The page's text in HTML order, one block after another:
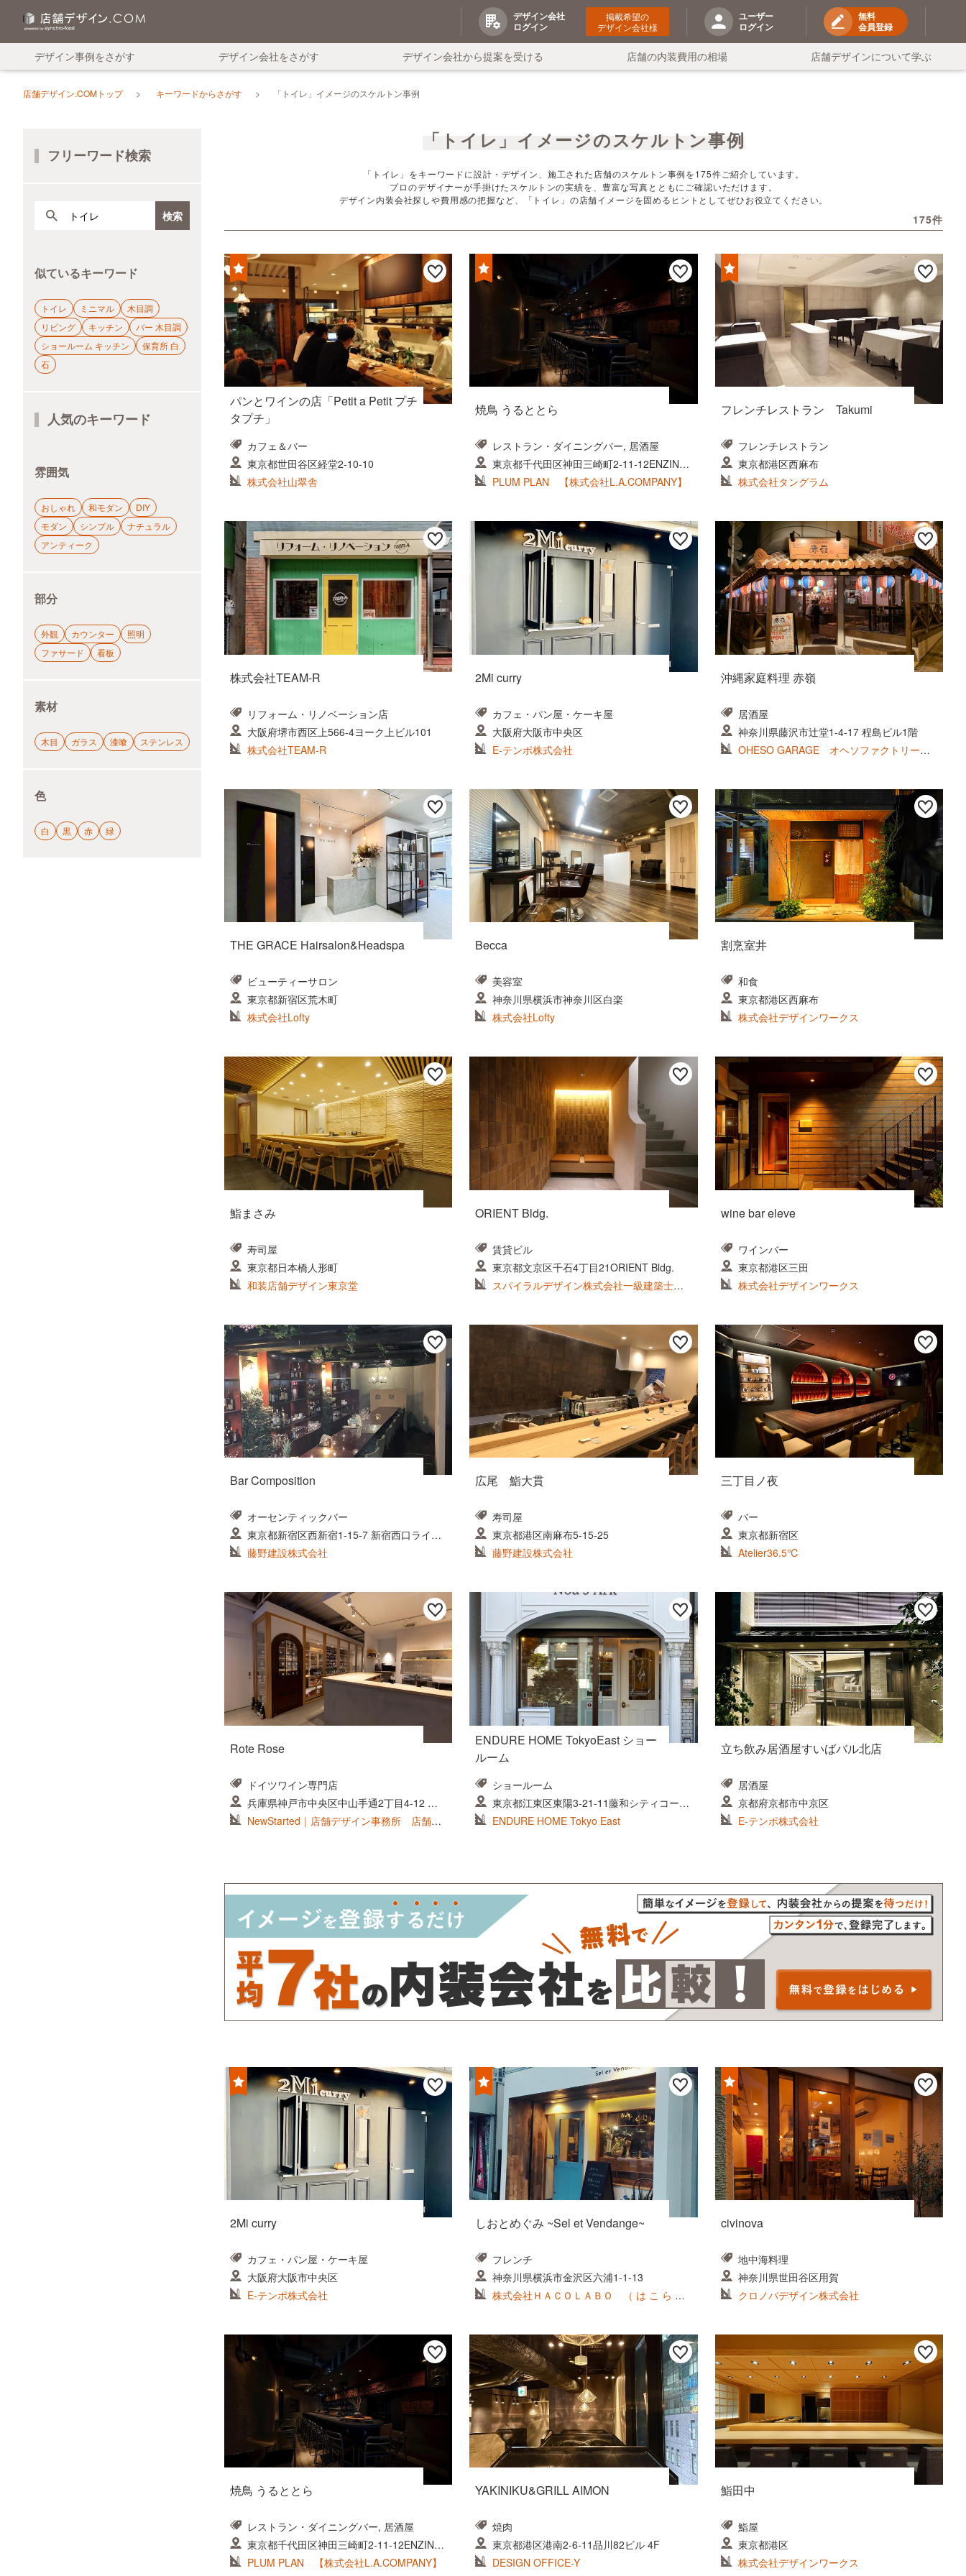
デザイン会社
ログイン
掲載希望の
デザイン会社様
ユーザー
ログイン
無料
会員登録
デザイン事例をさがす デザイン会社をさがす デザイン会社から提案を受ける 店舗の内装費用の相場 店舗デザインについて学ぶ
店舗デザイン.COMトップ キーワードからさがす 「トイレ」イメージのスケルトン事例
フリーワード検索
似ているキーワード
トイレ ミニマル
木目調
リビング
キッチン
バー 木目調
ショールーム キッチン
保育所 白
石
人気のキーワード
雰囲気
おしゃれ 和モダン
DIY
モダン
シンプル
ナチュラル
アンティーク
部分
外観 カウンター
照明
ファサード
看板
素材
木目 ガラス 漆喰 ステンレス
色
白 黒 赤 緑
「トイレ」イメージのスケルトン事例
「トイレ」をキーワードに設計・デザイン、施工された店舗のスケルトン事例を175件ご紹介しています。
プロのデザイナーが手掛けたスケルトンの実績を、豊富な写真とともにご確認いただけます。
デザイン内装会社探しや費用感の把握など、「トイレ」の店舗イメージを固めるヒントとしてぜひお役立てください。
175件
パンとワインの店「Petit a Petit プチ
タプチ」
カフェ＆バー
東京都世田谷区経堂2-10-10
株式会社山翠舎
焼鳥 うるととら
レストラン・ダイニングバー, 居酒屋
東京都千代田区神田三崎町2-11-12ENZIN s
uidoubashi 3F
PLUM PLAN 【株式会社L.A.COMPANY】
フレンチレストラン Takumi
フレンチレストラン
東京都港区西麻布
株式会社タングラム
株式会社TEAM-R
リフォーム・リノベーション店
大阪府堺市西区上566-4ヨーク上ビル101
株式会社TEAM-R
2Mi curry
カフェ・パン屋・ケーキ屋
大阪府大阪市中央区
E-テンポ株式会社
沖縄家庭料理 赤嶺
居酒屋
神奈川県藤沢市辻堂1-4-17 程島ビル1階
OHESO GARAGE オヘソファクトリー株
THE GRACE Hairsalon&Headspa
ビューティーサロン
東京都新宿区荒木町
株式会社Lofty
Becca
美容室
神奈川県横浜市神奈川区白楽
株式会社Lofty
割烹室井
和食
東京都港区西麻布
株式会社デザインワークス
鮨まさみ
寿司屋
東京都日本橋人形町
和装店舗デザイン東京堂
ORIENT Bldg.
賃貸ビル
東京都文京区千石4丁目21ORIENT Bldg.
スパイラルデザイン株式会社一級建築士事
wine bar eleve
ワインバー
東京都港区三田
株式会社デザインワークス
Bar Composition
オーセンティックバー
東京都新宿区西新宿1-15-7 新宿西口ライフ
ビル B1F
藤野建設株式会社
広尾 鮨大貫
寿司屋
東京都港区南麻布5-15-25
藤野建設株式会社
三丁目ノ夜
バー
東京都新宿区
Atelier36.5℃
Rote Rose
ドイツワイン専門店
兵庫県神戸市中央区中山手通2丁目4-12 藤
本ビル1階
NewStarted｜店舗デザイン事務所 店舗設
ENDURE HOME TokyoEast ショー
ルーム
ショールーム
東京都江東区東陽3-21-11藤和シティコープ
東陽町Ⅱ
ENDURE HOME Tokyo East
立ち飲み居酒屋すいばバル北店
居酒屋
京都府京都市中京区
E-テンポ株式会社
2Mi curry
カフェ・パン屋・ケーキ屋
大阪府大阪市中央区
E-テンポ株式会社
しおとめぐみ ~Sel et Vendange~
フレンチ
神奈川県横浜市金沢区六浦1-1-13
株式会社ＨＡＣＯＬＡＢＯ （ は こ ら ぼ
civinova
地中海料理
神奈川県世田谷区用賀
クロノバデザイン株式会社
焼鳥 うるととら
レストラン・ダイニングバー, 居酒屋
東京都千代田区神田三崎町2-11-12ENZIN s
uidoubashi 3F
PLUM PLAN 【株式会社L.A.COMPANY】
YAKINIKU&GRILL AIMON
焼肉
東京都港区港南2-6-11品川82ビル 4F
DESIGN OFFICE-Y
鮨田中
鮨屋
東京都港区
株式会社デザインワークス